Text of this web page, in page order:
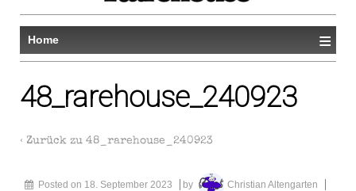
Home ≡
48_rarehouse_240923
‹ Zurück zu 48_rarehouse_240923
Posted on 18. September 2023 by Christian Altengarten